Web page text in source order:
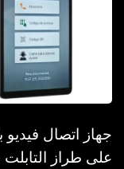
جهاز اتصال فيديو
على طراز